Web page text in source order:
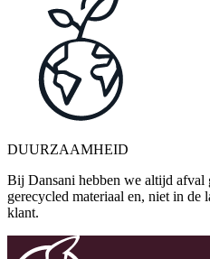
DUURZAAMHEID
Bij Dansani hebben we altijd afval
gerecycled materiaal en, niet in
klant.